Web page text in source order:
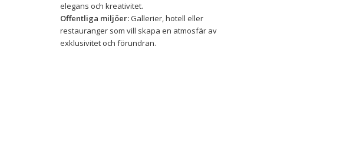
elegans och kreativitet.
Offentliga miljöer: Gallerier, hotell eller
restauranger som vill skapa en atmosfär av
exklusivitet och förundran.